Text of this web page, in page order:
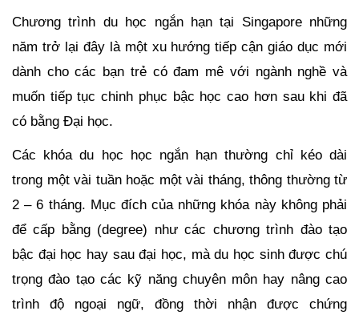
Chương trình du học ngắn hạn tại Singapore những
năm trở lại đây là một xu hướng tiếp cận giáo dục mới
dành cho các bạn trẻ có đam mê với ngành nghề và
muốn tiếp tục chinh phục bậc học cao hơn sau khi đã
có bằng Đại học.
Các khóa du học học ngắn hạn thường chỉ kéo dài
trong một vài tuần hoặc một vài tháng, thông thường từ
2 – 6 tháng. Mục đích của những khóa này không phải
để cấp bằng (degree) như các chương trình đào tạo
bậc đại học hay sau đại học, mà du học sinh được chú
trọng đào tạo các kỹ năng chuyên môn hay nâng cao
trình độ ngoại ngữ, đồng thời nhận được chứng